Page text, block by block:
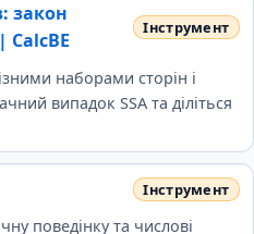
закон
CalcBE
наборами сторін і
випадок SSA та діліться
поведінку та числові